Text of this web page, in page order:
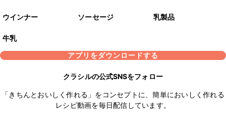
ウインナー ソーセージ 乳製品
牛乳
アプリをダウンロードする
クラシルの公式SNSをフォロー
「きちんとおいしく作れる」をコンセプトに、簡単においしく作れる
レシピ動画を毎日配信しています。